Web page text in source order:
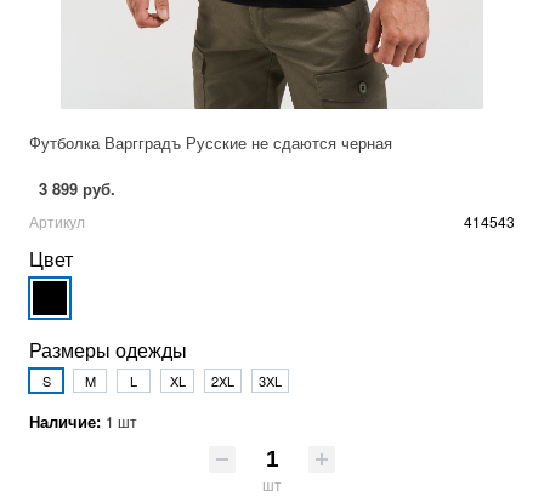
Футболка Варгградъ Русские не сдаются черная
3 899 руб.
Артикул 414543
Цвет
Размеры одежды
S M L XL 2XL 3XL
Наличие: 1 шт
шт